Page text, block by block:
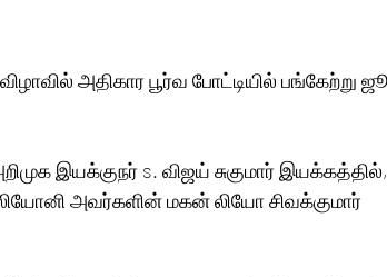
இயக்குநர் s. விஜய் சுகுமார் இயக்கத்தில்,
அவர்களின் மகன் லியோ சிவக்குமார்